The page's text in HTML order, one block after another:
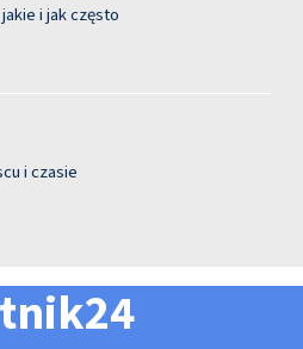
i jak często
i czasie